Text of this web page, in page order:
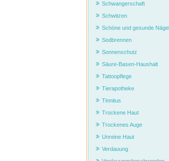
Schwangerschaft
Schwitzen
Schöne und gesunde Nägel
Sodbrennen
Sonnenschutz
Säure-Basen-Haushalt
Tattoopflege
Tierapotheke
Tinnitus
Trockene Haut
Trockenes Auge
Unreine Haut
Verdauung